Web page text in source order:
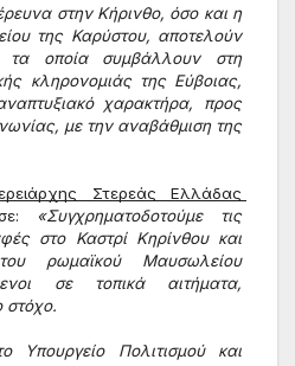
στην Κήρινθο, όσο και η
της Καρύστου, αποτελούν
τα οποία συμβάλλουν στη
κληρονομιάς της Εύβοιας,
χαρακτήρα, προς
με την αναβάθμιση της
Στερεάς Ελλάδας
«Συγχρηματοδοτούμε τις
στο Καστρί Κηρίνθου και
ρωμαϊκού Μαυσωλείου
σε τοπικά αιτήματα,
στόχο.
Υπουργείο Πολιτισμού και